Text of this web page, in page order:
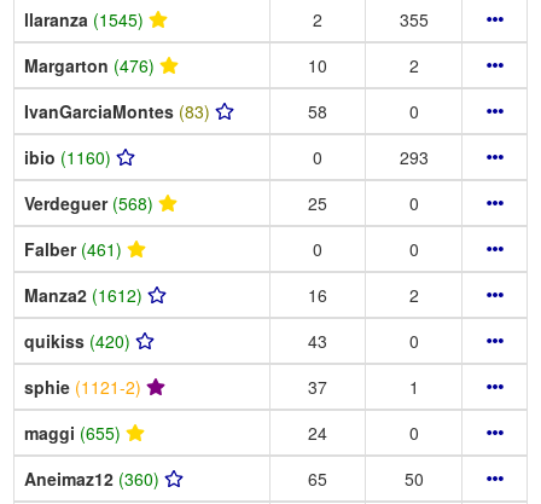
llaranza (1545) 2
355
Margarton (476) 10
2
IvanGarciaMontes (83) 58
0
ibio (1160) 0
293
Verdeguer (568) 25
0
Falber (461) 0
0
Manza2 (1612) 16
2
quikiss (420) 43
0
sphie (1121-2) 37
1
maggi (655) 24
0
Aneimaz12 (360) 65
50